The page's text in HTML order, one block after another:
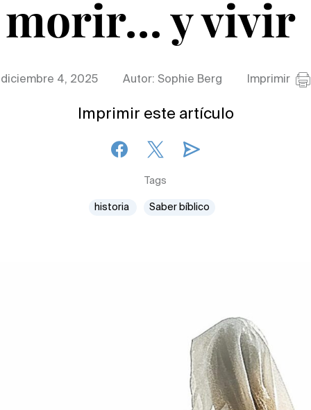
morir… y vivir
diciembre 4, 2025 Autor: Sophie Berg Imprimir
Imprimir este artículo
Tags
historia Saber bíblico